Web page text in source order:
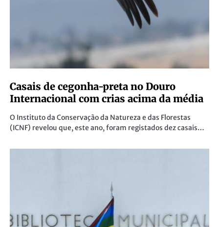
Casais de cegonha-preta no Douro
Internacional com crias acima da média
O Instituto da Conservação da Natureza e das Florestas
(ICNF) revelou que, este ano, foram registados dez casais…